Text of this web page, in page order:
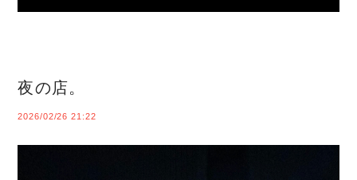
夜の店。
2026/02/26 21:22